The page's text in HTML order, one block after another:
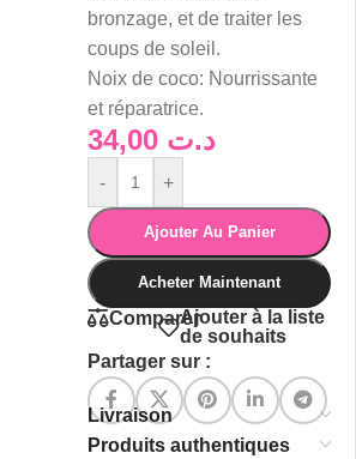
bronzage, et de traiter les
coups de soleil.
Noix de coco: Nourrissante
et réparatrice.
د.ت
- +
Ajouter Au Panier
Acheter Maintenant
ComparerAjouter à la liste
de souhaits
Partager sur :
Livraison
Produits authentiques